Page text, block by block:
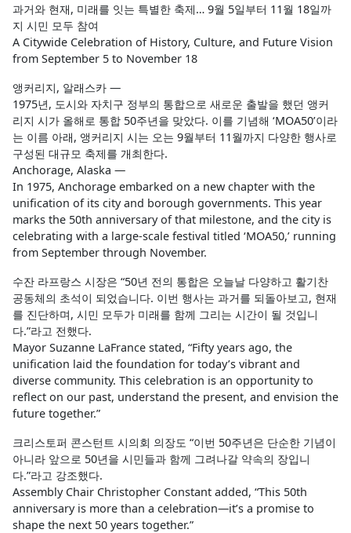
과거와 현재, 미래를 잇는 특별한 축제… 9월 5일부터 11월 18일까
지 시민 모두 참여
A Citywide Celebration of History, Culture, and Future Vision
from September 5 to November 18
앵커리지, 알래스카 —
1975년, 도시와 자치구 정부의 통합으로 새로운 출발을 했던 앵커
리지 시가 올해로 통합 50주년을 맞았다. 이를 기념해 ‘MOA50’이라
는 이름 아래, 앵커리지 시는 오는 9월부터 11월까지 다양한 행사로
구성된 대규모 축제를 개최한다.
Anchorage, Alaska —
In 1975, Anchorage embarked on a new chapter with the
unification of its city and borough governments. This year
marks the 50th anniversary of that milestone, and the city is
celebrating with a large-scale festival titled ‘MOA50,’ running
from September through November.
수잔 라프랑스 시장은 “50년 전의 통합은 오늘날 다양하고 활기찬
공동체의 초석이 되었습니다. 이번 행사는 과거를 되돌아보고, 현재
를 진단하며, 시민 모두가 미래를 함께 그리는 시간이 될 것입니
다.”라고 전했다.
Mayor Suzanne LaFrance stated, “Fifty years ago, the
unification laid the foundation for today’s vibrant and
diverse community. This celebration is an opportunity to
reflect on our past, understand the present, and envision the
future together.”
크리스토퍼 콘스턴트 시의회 의장도 “이번 50주년은 단순한 기념이
아니라 앞으로 50년을 시민들과 함께 그려나갈 약속의 장입니
다.”라고 강조했다.
Assembly Chair Christopher Constant added, “This 50th
anniversary is more than a celebration—it’s a promise to
shape the next 50 years together.”